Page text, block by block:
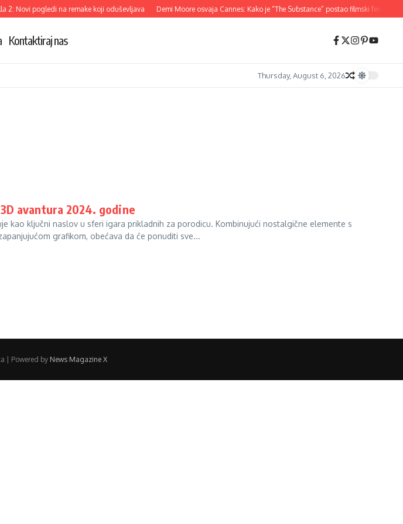
2: Novi pogledi na remake koji oduševljava Demi Moore osvaja Cannes: Kako je “The Substance” postao filmski fenomen
Kontaktiraj nas
Thursday, August 6, 2026
avantura 2024. godine
kao ključni naslov u sferi igara prikladnih za porodicu. Kombinujući nostalgične elemente s
grafikom, obećava da će ponuditi sve...
| Powered by News Magazine X